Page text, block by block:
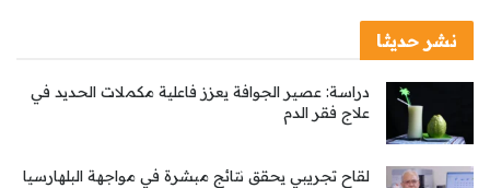
نشر حديثا
دراسة: عصير الجوافة يعزز فاعلية مكملات الحديد في
علاج فقر الدم
لقاح تجريبي يحقق نتائج مبشرة في مواجهة البلهارسيا